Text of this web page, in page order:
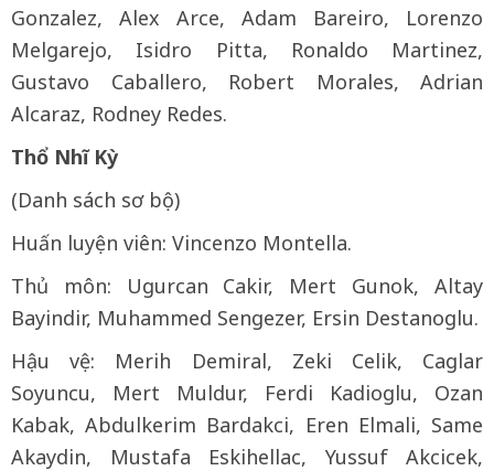
Gonzalez, Alex Arce, Adam Bareiro, Lorenzo
Melgarejo, Isidro Pitta, Ronaldo Martinez,
Gustavo Caballero, Robert Morales, Adrian
Alcaraz, Rodney Redes.
Thổ Nhĩ Kỳ
(Danh sách sơ bộ)
Huấn luyện viên: Vincenzo Montella.
Thủ môn: Ugurcan Cakir, Mert Gunok, Altay
Bayindir, Muhammed Sengezer, Ersin Destanoglu.
Hậu vệ: Merih Demiral, Zeki Celik, Caglar
Soyuncu, Mert Muldur, Ferdi Kadioglu, Ozan
Kabak, Abdulkerim Bardakci, Eren Elmali, Same
Akaydin, Mustafa Eskihellac, Yussuf Akcicek,